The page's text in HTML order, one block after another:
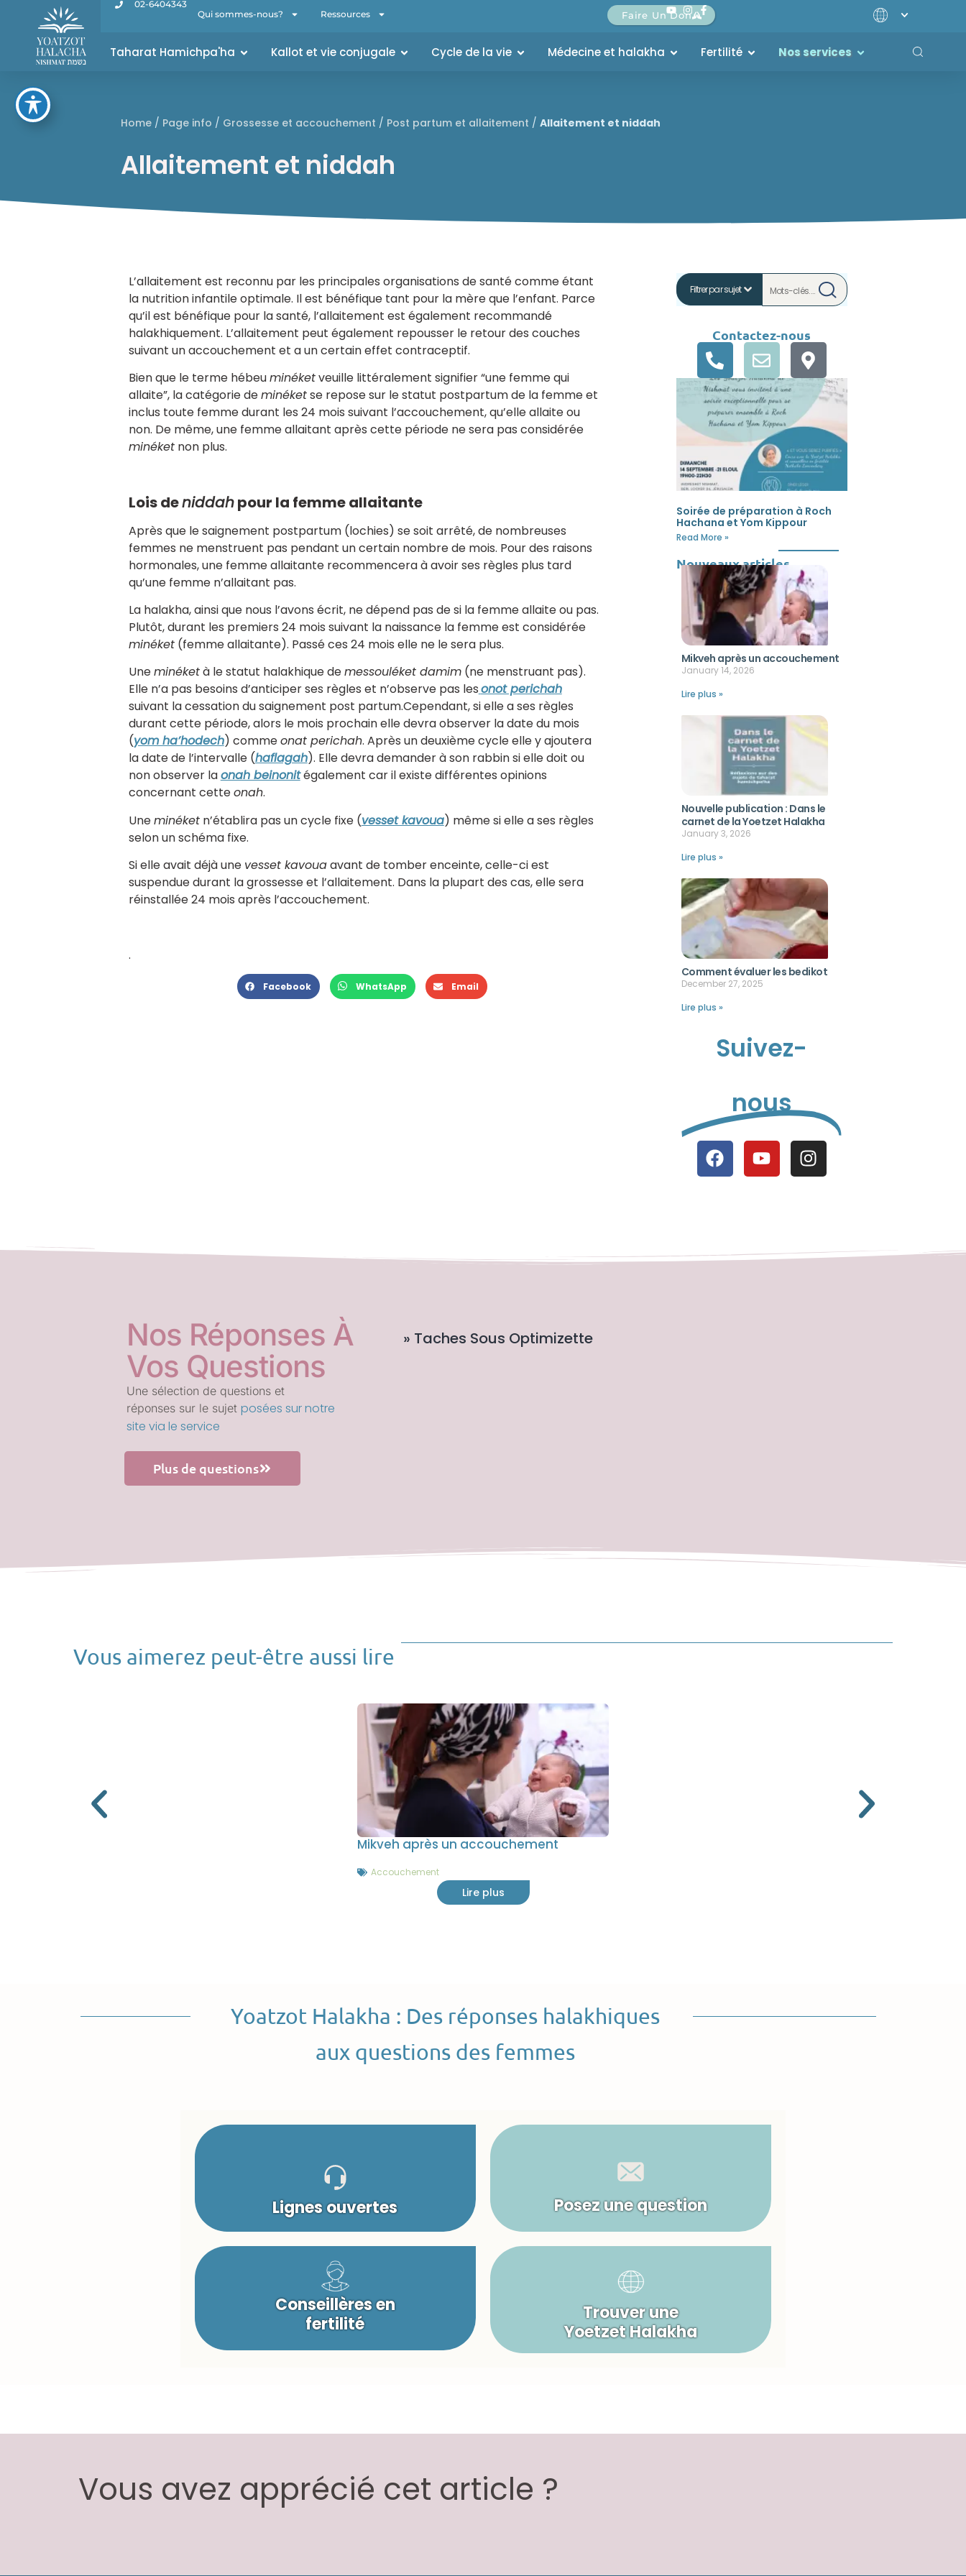
02-6404343
Qui sommes-nous?
Ressources Faire Un Don
Taharat Hamichpa'ha Kallot et vie conjugale Cycle de la vie Médecine et halakha Fertilité Nos services
Home/ Page info / Grossesse et accouchement / Post partum et allaitement / Allaitement et niddah
Allaitement et niddah
L’allaitement est reconnu par les principales organisations de santé comme étant
la nutrition infantile optimale. Il est bénéfique tant pour la mère que l’enfant. Parce
qu’il est bénéfique pour la santé, l’allaitement est également recommandé
halakhiquement. L’allaitement peut également repousser le retour des couches
suivant un accouchement et a un certain effet contraceptif.
Bien que le terme hébeuminéketveuille littéralement signifier “une femme qui
allaite”, la catégorie deminéketse repose sur le statut postpartum de la femme et
inclus toute femme durant les 24 mois suivant l’accouchement, qu’elle allaite ou
non. De même, une femme allaitant après cette période ne sera pas considérée
minéketnon plus.
Lois deniddahpour la femme allaitante
Après que le saignement postpartum (lochies) se soit arrêté, de nombreuses
femmes ne menstruent pas pendant un certain nombre de mois. Pour des raisons
hormonales, une femme allaitante recommencera à avoir ses règles plus tard
qu’une femme n’allaitant pas.
La halakha, ainsi que nous l’avons écrit, ne dépend pas de si la femme allaite ou pas.
Plutôt, durant les premiers 24 mois suivant la naissance la femme est considérée
minéket(femme allaitante). Passé ces 24 mois elle ne le sera plus.
Uneminéketà le statut halakhique demessouléket damim(ne menstruant pas).
Elle n’a pas besoins d’anticiper ses règles et n’observe pas lesonot perichah
suivant la cessation du saignement post partum.Cependant, si elle a ses règles
durant cette période, alors le mois prochain elle devra observer la date du mois
(yom ha’hodech) commeonat perichah. Après un deuxième cycle elle y ajoutera
la date de l’intervalle (haflagah). Elle devra demander à son rabbin si elle doit ou
non observer laonah beinonitégalement car il existe différentes opinions
concernant cetteonah.
Uneminéketn’établira pas un cycle fixe (vesset kavoua) même si elle a ses règles
selon un schéma fixe.
Si elle avait déjà une vesset kavouaavant de tomber enceinte, celle-ci est
suspendue durant la grossesse et l’allaitement. Dans la plupart des cas, elle sera
réinstallée 24 mois après l’accouchement.
.
Facebook WhatsApp Email
Contactez-nous
Soirée de préparation à Roch
Hachana et Yom Kippour
Read More »
Nouveaux articles
Mikveh après un accouchement
January 14, 2026
Lire plus »
Nouvelle publication : Dans le
carnet de la Yoetzet Halakha
January 3, 2026
Lire plus »
Comment évaluer les bedikot
December 27, 2025
Lire plus »
Suivez-
nous
Nos Réponses À
Vos Questions
Une sélection de questions et
réponses sur le sujet posées sur notre
site via le service
Plus de questions
» Taches Sous Optimizette
Vous aimerez peut-être aussi lire
Mikveh après un accouchement
Accouchement
Lire plus
Yoatzot Halakha : Des réponses halakhiques
aux questions des femmes
Lignes ouvertes Posez une question
Conseillères en
fertilité
Trouver une
Yoetzet Halakha
Vous avez apprécié cet article ?